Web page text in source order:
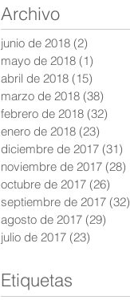
Archivo
junio de 2018 (2)
mayo de 2018 (1)
abril de 2018 (15)
marzo de 2018 (38)
febrero de 2018 (32)
enero de 2018 (23)
diciembre de 2017 (31)
noviembre de 2017 (28)
octubre de 2017 (26)
septiembre de 2017 (32)
agosto de 2017 (29)
julio de 2017 (23)
Etiquetas